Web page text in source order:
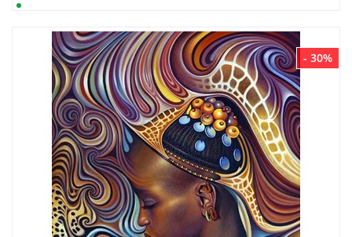
- 30%